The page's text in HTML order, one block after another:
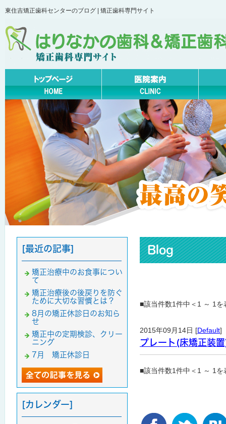
東住吉矯正歯科センターのブログ | 矯正歯科専門サイト
Blog
■該当件数1件中＜1 ～ 1を
2015年09月14日 [Default]
プレート(床矯正装
■該当件数1件中＜1 ～ 1を
[最近の記事]
矯正治療中のお食事につい
て
矯正治療後の後戻りを防ぐ
ために大切な習慣とは？
8月の矯正休診日のお知ら
せ
矯正中の定期検診、クリー
ニング
7月 矯正休診日
[カレンダー]